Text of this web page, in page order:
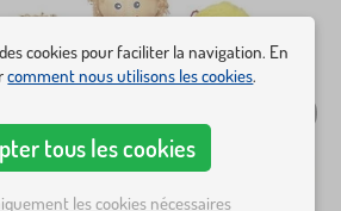
cookies pour faciliter la navigation. En
comment nous utilisons les cookies.
tous les cookies
les cookies nécessaires